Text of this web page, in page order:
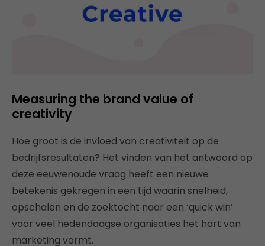
Measuring the brand value of
creativity
Hoe groot is de invloed van creativiteit op de
bedrijfsresultaten? Het vinden van het antwoord op
deze eeuwenoude vraag heeft een nieuwe
betekenis gekregen in een tijd waarin snelheid,
opschalen en de zoektocht naar een ‘quick win’
voor veel hedendaagse organisaties het hart van
marketing vormt.